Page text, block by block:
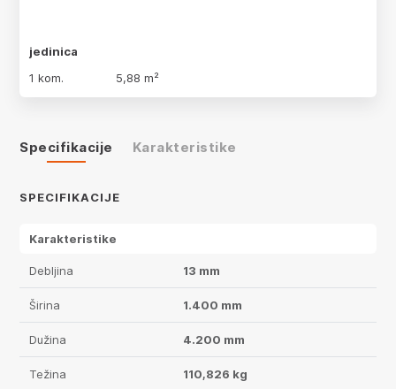
jedinica
1 kom.
5,88 m²
Specifikacije Karakteristike
SPECIFIKACIJE
Karakteristike
Debljina 13 mm
Širina 1.400 mm
Dužina 4.200 mm
Težina 110,826 kg